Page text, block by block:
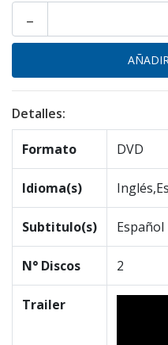
-
Detalles:
Formato DVD
Idioma(s)
Subtitulo(s) Español
N° Discos 2
Trailer